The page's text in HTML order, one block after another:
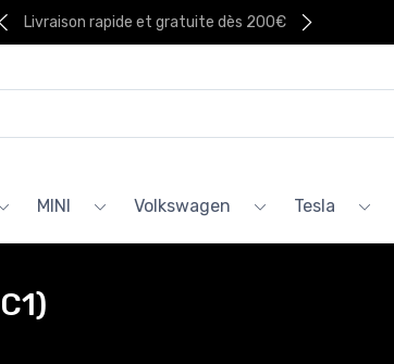
Livraison rapide et gratuite dès 200€
MINI Volkswagen Tesla